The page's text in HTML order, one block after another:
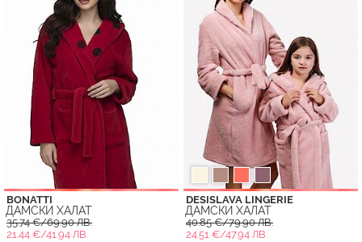
BONATTI
ДАМСКИ ХАЛАТ
35.74 €/69.90 ЛВ.
21.44 €/41.94 ЛВ.
DESISLAVA LINGERIE
ДАМСКИ ХАЛАТ
40.85 €/79.90 ЛВ.
24.51 €/47.94 ЛВ.